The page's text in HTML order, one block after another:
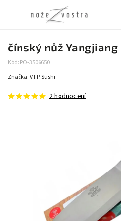
čínský nůž Yangjiang
Kód: PO-3506650
2 hodnocení
Značka:V.I.P. Sushi